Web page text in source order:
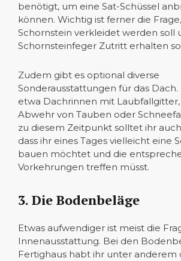
benötigt, um eine Sat-Schüssel
können. Wichtig ist ferner die
Schornstein verkleidet werden soll
Schornsteinfeger Zutritt erhalten
Zudem gibt es optional diverse
Sonderausstattungen für das
etwa Dachrinnen mit
Abwehr von Tauben oder
zu diesem Zeitpunkt solltet ihr
dass ihr eines Tages vielleicht eine
bauen möchtet und die
Vorkehrungen treffen müsst.
3. Die Bodenbeläge
Etwas aufwendiger ist meist die
Innenausstattung. Bei den
Fertighaus habt ihr unter anderem